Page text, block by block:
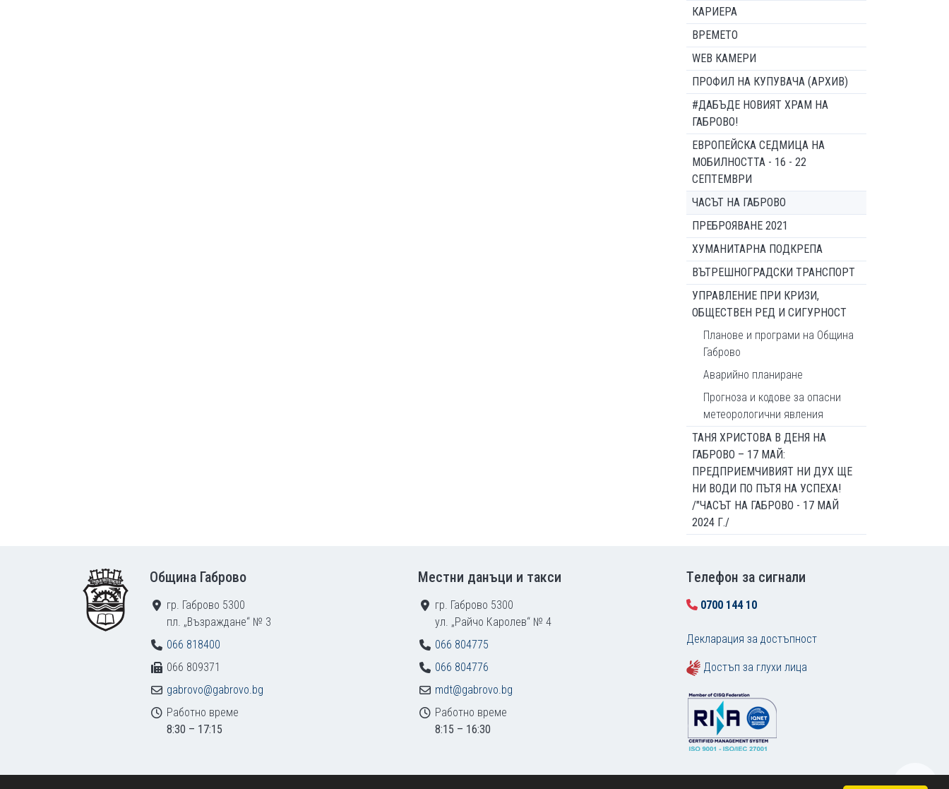
КАРИЕРА
ВРЕМЕТО
WEB КАМЕРИ
ПРОФИЛ НА КУПУВАЧА (АРХИВ)
#ДАБЪДЕ НОВИЯТ ХРАМ НА
ГАБРОВО!
ЕВРОПЕЙСКА СЕДМИЦА НА
МОБИЛНОСТТА - 16 - 22
СЕПТЕМВРИ
ЧАСЪТ НА ГАБРОВО
ПРЕБРОЯВАНЕ 2021
ХУМАНИТАРНА ПОДКРЕПА
ВЪТРЕШНОГРАДСКИ ТРАНСПОРТ
УПРАВЛЕНИЕ ПРИ КРИЗИ,
ОБЩЕСТВЕН РЕД И СИГУРНОСТ
Планове и програми на Община
Габрово
Аварийно планиране
Прогноза и кодове за опасни
метеорологични явления
ТАНЯ ХРИСТОВА В ДЕНЯ НА
ГАБРОВО – 17 МАЙ:
ПРЕДПРИЕМЧИВИЯТ НИ ДУХ ЩЕ
НИ ВОДИ ПО ПЪТЯ НА УСПЕХА!
/"ЧАСЪТ НА ГАБРОВО - 17 МАЙ
2024 Г./
Община Габрово
гр. Габрово 5300
пл. „Възраждане“ № 3
066 818400
066 809371
gabrovo@gabrovo.bg
Работно време
8:30 – 17:15
Местни данъци и такси
гр. Габрово 5300
ул. „Райчо Каролев“ № 4
066 804775
066 804776
mdt@gabrovo.bg
Работно време
8:15 – 16:30
Tелефон за сигнали
0700 144 10
Декларация за достъпност
Достъп за глухи лица